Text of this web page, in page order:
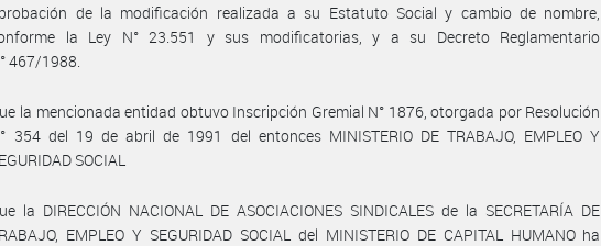
de la modificación realizada a su Estatuto Social y cambio de nombre,
la Ley N° 23.551 y sus modificatorias, y a su Decreto Reglamentario
467/1988.
la mencionada entidad obtuvo Inscripción Gremial N° 1876, otorgada por Resolución
354 del 19 de abril de 1991 del entonces MINISTERIO DE TRABAJO, EMPLEO Y
SOCIAL
la DIRECCIÓN NACIONAL DE ASOCIACIONES SINDICALES de la SECRETARÍA DE
EMPLEO Y SEGURIDAD SOCIAL del MINISTERIO DE CAPITAL HUMANO ha